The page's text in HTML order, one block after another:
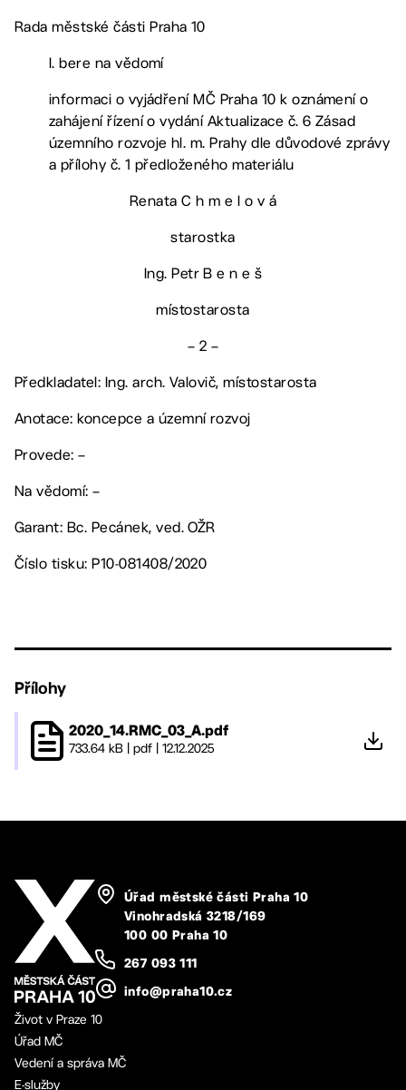
Rada městské části Praha 10
I. bere na vědomí
informaci o vyjádření MČ Praha 10 k oznámení o
zahájení řízení o vydání Aktualizace č. 6 Zásad
územního rozvoje hl. m. Prahy dle důvodové zprávy
a přílohy č. 1 předloženého materiálu
Renata C h m e l o v á
starostka
Ing. Petr B e n e š
místostarosta
– 2 –
Předkladatel: Ing. arch. Valovič, místostarosta
Anotace: koncepce a územní rozvoj
Provede: –
Na vědomí: –
Garant: Bc. Pecánek, ved. OŽR
Číslo tisku: P10-081408/2020
Přílohy
2020_14.RMC_03_A.pdf
733.64 kB pdf 12.12.2025
Úřad městské části Praha 10
Vinohradská 3218/169
100 00 Praha 10
267 093 111
info@praha10.cz
Život v Praze 10
Úřad MČ
Vedení a správa MČ
E-služby